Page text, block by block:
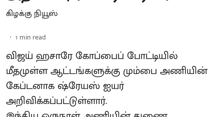
கிழக்கு நியூஸ்
1 min read
விஜய் ஹசாரே கோப்பைப் போட்டியில்
மீதமுள்ள ஆட்டங்களுக்கு மும்பை அணியின்
கேப்டனாக ஷ்ரேயஸ் ஐயர்
அறிவிக்கப்பட்டுள்ளார்.